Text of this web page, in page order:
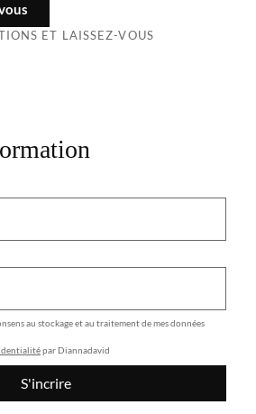
ET LAISSEZ-VOUS
au stockage et au traitement de mes données
par Diannadavid
S'incrire